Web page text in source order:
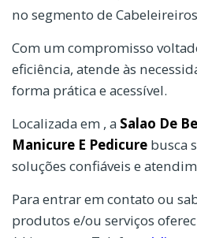
no segmento de
Com um compromisso
eficiência, atende às
forma prática e acessível.
Localizada em , a Salao De
Manicure E Pedicure busca
soluções confiáveis e
Para entrar em contato ou
produtos e/ou serviços